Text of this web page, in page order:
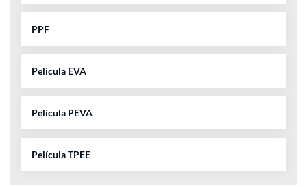
PPF
Película EVA
Película PEVA
Película TPEE